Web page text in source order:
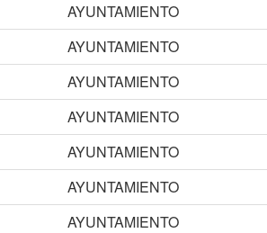
AYUNTAMIENTO
AYUNTAMIENTO
AYUNTAMIENTO
AYUNTAMIENTO
AYUNTAMIENTO
AYUNTAMIENTO
AYUNTAMIENTO